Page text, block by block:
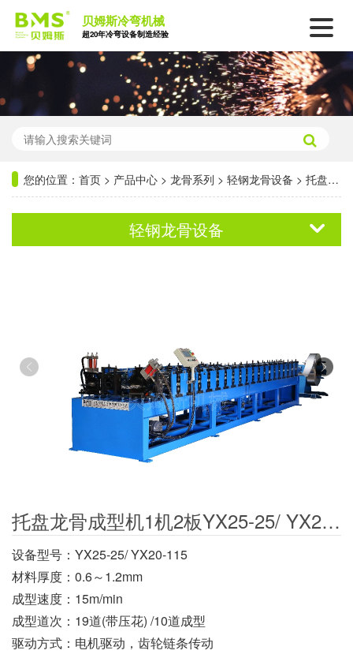
贝姆斯冷弯机械
超20年冷弯设备制造经验
您的位置： 首页 > 产品中心 > 龙骨系列 > 轻钢龙骨设备 > 托盘龙骨成型机1机2板YX25-25/ YX20-115
轻钢龙骨设备
托盘龙骨成型机1机2板YX25-25/ YX20-115
设备型号：YX25-25/ YX20-115
材料厚度：0.6～1.2mm
成型速度：15m/min
成型道次：19道(带压花) /10道成型
驱动方式：电机驱动，齿轮链条传动